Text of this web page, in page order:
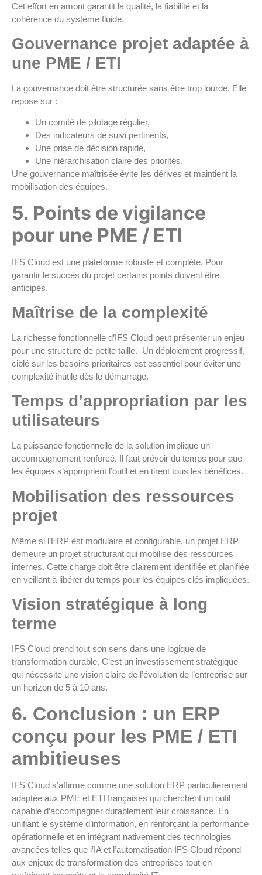
Cet effort en amont garantit la qualité, la fiabilité et la
cohérence du système fluide.
Gouvernance projet adaptée à
une PME / ETI
La gouvernance doit être structurée sans être trop lourde. Elle
repose sur :
Un comité de pilotage régulier,
Des indicateurs de suivi pertinents,
Une prise de décision rapide,
Une hiérarchisation claire des priorités.
Une gouvernance maîtrisée évite les dérives et maintient la
mobilisation des équipes.
5. Points de vigilance
pour une PME / ETI
IFS Cloud est une plateforme robuste et complète. Pour
garantir le succès du projet certains points doivent être
anticipés.
Maîtrise de la complexité
La richesse fonctionnelle d’IFS Cloud peut présenter un enjeu
pour une structure de petite taille. Un déploiement progressif,
ciblé sur les besoins prioritaires est essentiel pour éviter une
complexité inutile dès le démarrage.
Temps d’appropriation par les
utilisateurs
La puissance fonctionnelle de la solution implique un
accompagnement renforcé. Il faut prévoir du temps pour que
les équipes s’approprient l’outil et en tirent tous les bénéfices.
Mobilisation des ressources
projet
Même si l’ERP est modulaire et configurable, un projet ERP
demeure un projet structurant qui mobilise des ressources
internes. Cette charge doit être clairement identifiée et planifiée
en veillant à libérer du temps pour les équipes clés impliquées.
Vision stratégique à long
terme
IFS Cloud prend tout son sens dans une logique de
transformation durable. C’est un investissement stratégique
qui nécessite une vision claire de l’évolution de l’entreprise sur
un horizon de 5 à 10 ans.
6. Conclusion : un ERP
conçu pour les PME / ETI
ambitieuses
IFS Cloud s’affirme comme une solution ERP particulièrement
adaptée aux PME et ETI françaises qui cherchent un outil
capable d’accompagner durablement leur croissance. En
unifiant le système d’information, en renforçant la performance
opérationnelle et en intégrant nativement des technologies
avancées telles que l’IA et l’automatisation IFS Cloud répond
aux enjeux de transformation des entreprises tout en